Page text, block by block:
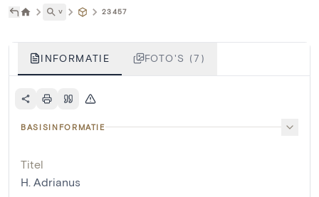
˅ 23457
INFORMATIE FOTO'S (7)
BASISINFORMATIE
Titel
H. Adrianus